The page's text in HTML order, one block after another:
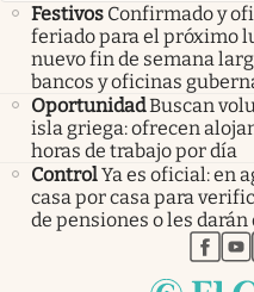
Festivos Confirmado y
feriado para el próximo
nuevo fin de semana
bancos y oficinas
OportunidadBuscan
isla griega: ofrecen
horas de trabajo por día
ControlYa es oficial: en
casa por casa para
de pensiones o les